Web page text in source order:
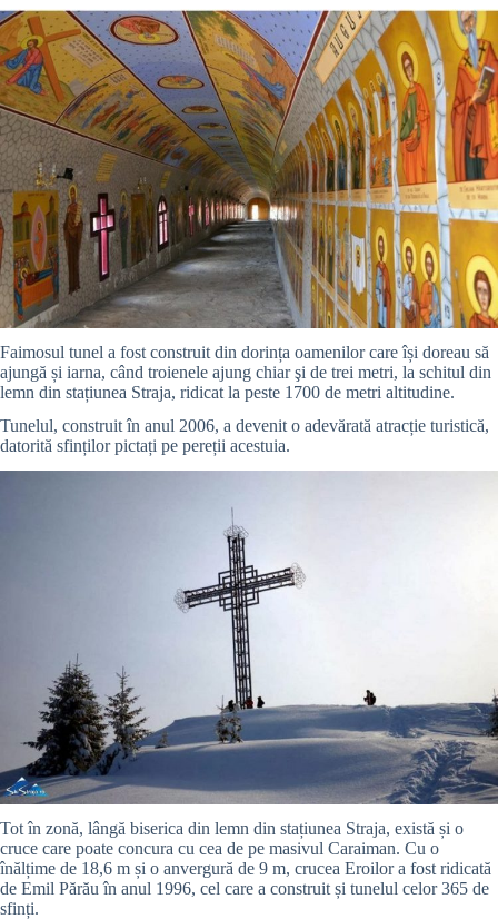
Faimosul tunel a fost construit din dorința oamenilor care își doreau să
ajungă și iarna, când troienele ajung chiar şi de trei metri, la schitul din
lemn din stațiunea Straja, ridicat la peste 1700 de metri altitudine.
Tunelul, construit în anul 2006, a devenit o adevărată atracție turistică,
datorită sfinților pictați pe pereții acestuia.
Tot în zonă, lângă biserica din lemn din stațiunea Straja, există și o
cruce care poate concura cu cea de pe masivul Caraiman. Cu o
înălțime de 18,6 m și o anvergură de 9 m, crucea Eroilor a fost ridicată
de Emil Părău în anul 1996, cel care a construit și tunelul celor 365 de
sfinți.